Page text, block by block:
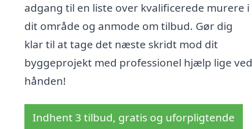
adgang til en liste over kvalificerede murere i
dit område og anmode om tilbud. Gør dig
klar til at tage det næste skridt mod dit
byggeprojekt med professionel hjælp lige ved
hånden!
Indhent 3 tilbud, gratis og uforpligtende